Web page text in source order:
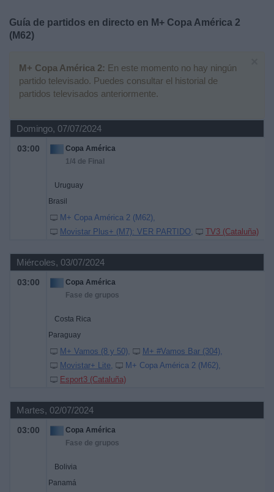
Guía de partidos en directo en M+ Copa América 2
(M62)
M+ Copa América 2: En este momento no hay ningún
partido televisado. Puedes consultar el historial de
partidos televisados anteriormente.
Domingo, 07/07/2024
03:00
Copa América
1/4 de Final
Uruguay
Brasil
M+ Copa América 2 (M62)
Movistar Plus+ (M7): VER PARTIDO
TV3 (Cataluña)
Miércoles, 03/07/2024
03:00
Copa América
Fase de grupos
Costa Rica
Paraguay
M+ Vamos (8 y 50)
M+ #Vamos Bar (304)
Movistar+ Lite
M+ Copa América 2 (M62)
Esport3 (Cataluña)
Martes, 02/07/2024
03:00
Copa América
Fase de grupos
Bolivia
Panamá
Noticias